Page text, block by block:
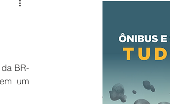
BR-
um